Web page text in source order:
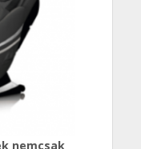
nemcsak